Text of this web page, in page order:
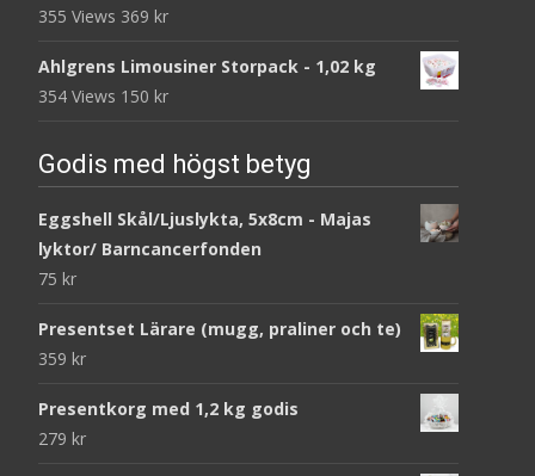
355 Views 369 kr
Ahlgrens Limousiner Storpack - 1,02 kg
354 Views 150 kr
Godis med högst betyg
Eggshell Skål/Ljuslykta, 5x8cm - Majas
lyktor/ Barncancerfonden
75 kr
Presentset Lärare (mugg, praliner och te)
359 kr
Presentkorg med 1,2 kg godis
279 kr